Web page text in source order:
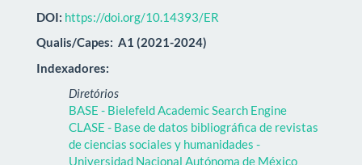
DOI: https://doi.org/10.14393/ER
Qualis/Capes: A1 (2021-2024)
Indexadores:
Diretórios
BASE - Bielefeld Academic Search Engine
CLASE - Base de datos bibliográfica de revistas
de ciencias sociales y humanidades -
Universidad Nacional Autónoma de México